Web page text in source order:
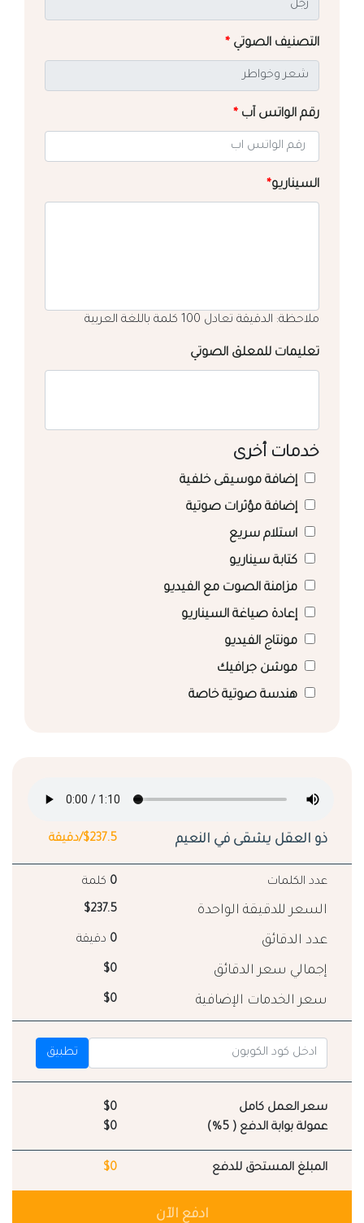
التصنيف الصوتي *
رقم الواتس آب *
السيناريو*
ملاحظة: الدقيقة تعادل 100 كلمة باللغة العربية
تعليمات للمعلق الصوتي
خدمات أخرى
إضافة موسيقى خلفية
إضافة مؤثرات صوتية
استلام سريع
كتابة سيناريو
مزامنة الصوت مع الفيديو
إعادة صياغة السيناريو
مونتاج الفيديو
موشن جرافيك
هندسة صوتية خاصة
ذو العقل يشقى في النعيم $237.5/دقيقة
عدد الكلمات 0 كلمة
السعر للدقيقة الواحدة $237.5
عدد الدقائق 0 دقيقة
إجمالي سعر الدقائق $0
سعر الخدمات الإضافية $0
تطبيق
سعر العمل كامل
$0
عمولة بوابة الدفع ( 5%)
$0
المبلغ المستحق للدفع $0
ادفع الآن